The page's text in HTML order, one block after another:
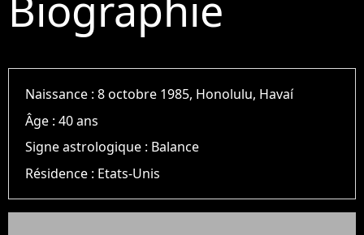
Naissance :8 octobre 1985, Honolulu, Havaí
Âge :40 ans
Signe astrologique : Balance
Résidence : Etats-Unis